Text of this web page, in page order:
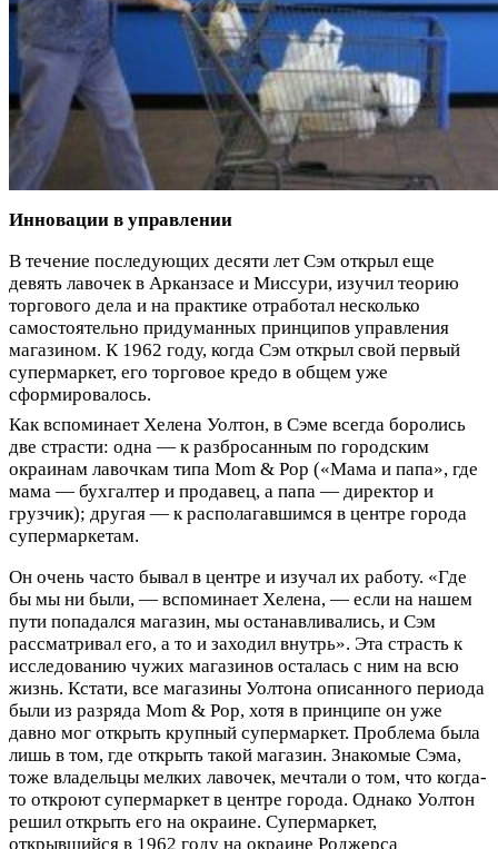
Инновации в управлении
В течение последующих десяти лет Сэм открыл еще
девять лавочек в Арканзасе и Миссури, изучил теорию
торгового дела и на практике отработал несколько
самостоятельно придуманных принципов управления
магазином. К 1962 году, когда Сэм открыл свой первый
супермаркет, его торговое кредо в общем уже
сформировалось.
Как вспоминает Хелена Уолтон, в Сэме всегда боролись
две страсти: одна — к разбросанным по городским
окраинам лавочкам типа Mom & Pop («Мама и папа», где
мама — бухгалтер и продавец, а папа — директор и
грузчик); другая — к располагавшимся в центре города
супермаркетам.
Он очень часто бывал в центре и изучал их работу. «Где
бы мы ни были, — вспоминает Хелена, — если на нашем
пути попадался магазин, мы останавливались, и Сэм
рассматривал его, а то и заходил внутрь». Эта страсть к
исследованию чужих магазинов осталась с ним на всю
жизнь. Кстати, все магазины Уолтона описанного периода
были из разряда Mom & Pop, хотя в принципе он уже
давно мог открыть крупный супермаркет. Проблема была
лишь в том, где открыть такой магазин. Знакомые Сэма,
тоже владельцы мелких лавочек, мечтали о том, что когда-
то откроют супермаркет в центре города. Однако Уолтон
решил открыть его на окраине. Супермаркет,
открывшийся в 1962 году на окраине Роджерса